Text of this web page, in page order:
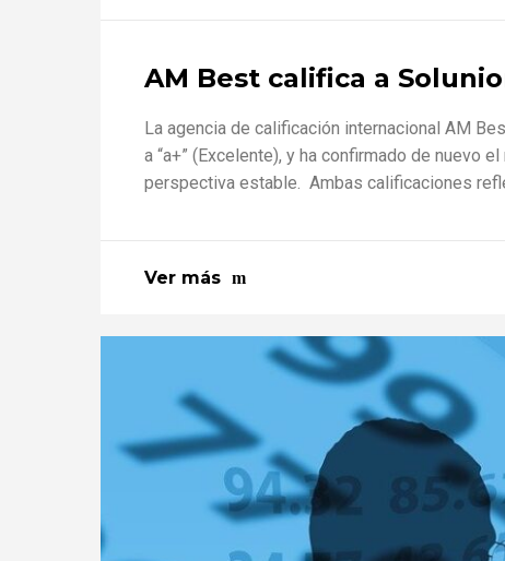
AM Best califica a
La agencia de calificación internacional AM
a “a+” (Excelente), y ha confirmado de nuevo
perspectiva estable. Ambas calificaciones
Ver más